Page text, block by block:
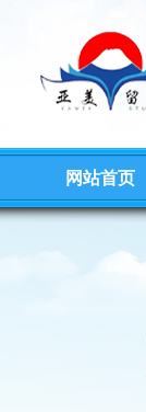
网站首页